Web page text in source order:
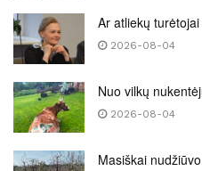
Ar atliekų
2026-08-04
Nuo vilkų
2026-08-04
Masiškai